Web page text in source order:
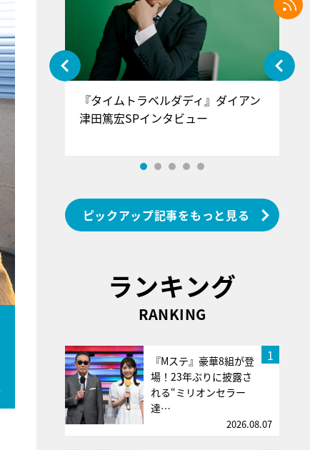
＝LOV
インタ
『タイムトラベルダディ』ダイアン
津田篤宏SPインタビュー
ピックアップ記事をもっと見る
ランキング
RANKING
1
『Mステ』豪華8組が登
場！23年ぶりに披露さ
れる“ミリオンセラー
達…
2026.08.07